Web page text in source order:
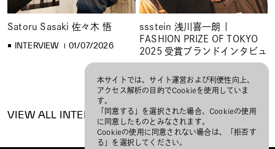
Satoru Sasaki 佐々木 悟
INTERVIEW 01/07/2026
ssstein 浅川喜一朗 |
FASHION PRIZE OF TOKYO
2025 受賞ブランドインタビュ
ー
INTERVIEW 12/01/2025
VIEW ALL INTERVIEW
本サイトでは、サイト運営および利便性向上、
アクセス解析の目的でCookieを使用していま
す。
「同意する」を選択された場合、Cookieの使用
に同意したものとみなされます。
Cookieの使用に同意されない場合は、「拒否す
る」を選択してください。